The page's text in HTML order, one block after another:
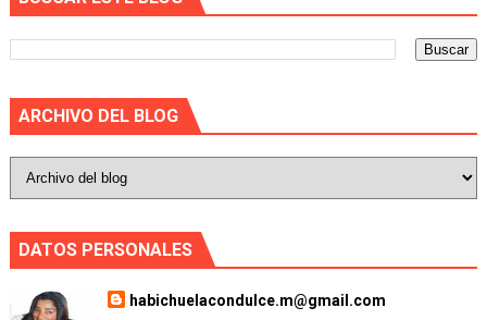
ARCHIVO DEL BLOG
DATOS PERSONALES
habichuelacondulce.m@gmail.com